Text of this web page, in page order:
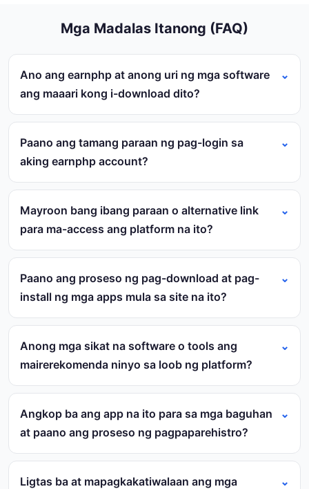
Mga Madalas Itanong (FAQ)
Ano ang earnphp at anong uri ng mga software
ang maaari kong i-download dito?
Paano ang tamang paraan ng pag-login sa
aking earnphp account?
Mayroon bang ibang paraan o alternative link
para ma-access ang platform na ito?
Paano ang proseso ng pag-download at pag-
install ng mga apps mula sa site na ito?
Anong mga sikat na software o tools ang
mairerekomenda ninyo sa loob ng platform?
Angkop ba ang app na ito para sa mga baguhan
at paano ang proseso ng pagpaparehistro?
Ligtas ba at mapagkakatiwalaan ang mga